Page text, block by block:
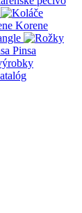
Korene
Pinsa